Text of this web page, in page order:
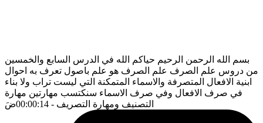
بسم الله الرحمن الرحيم حياكم الله في الدرس السابع والخمسين
من دروس علم الصرف علم الصرف هو علم باصول تعرف به احوال
ابنية الافعال المتصرفة والاسماء المتمكنة التي ليست تراب ولا بناء
في صرف الافعال وفي صرف الاسماء سنكتسب مهارتين مهارة
التصنيف ومهارة التصريف - 00:00:14 ضَ